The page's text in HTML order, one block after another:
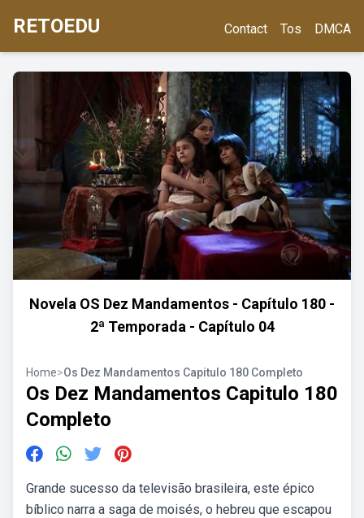
RETOEDU Contact Tos DMCA
Novela OS Dez Mandamentos - Capítulo 180 -
2ª Temporada - Capítulo 04
Home>Os Dez Mandamentos Capitulo 180 Completo
Os Dez Mandamentos Capitulo 180
Completo
Grande sucesso da televisão brasileira, este épico
bíblico narra a saga de moisés, o hebreu que escapou